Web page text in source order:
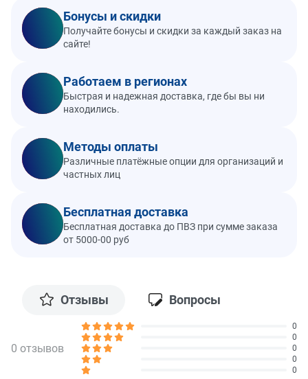
Бонусы и скидки
Получайте бонусы и скидки за каждый заказ на
сайте!
Работаем в регионах
Быстрая и надежная доставка, где бы вы ни
находились.
Методы оплаты
Различные платёжные опции для организаций и
частных лиц
Бесплатная доставка
Бесплатная доставка до ПВЗ при сумме заказа
от 5000-00 руб
Отзывы Вопросы
0 отзывов
0
0
0
0
0